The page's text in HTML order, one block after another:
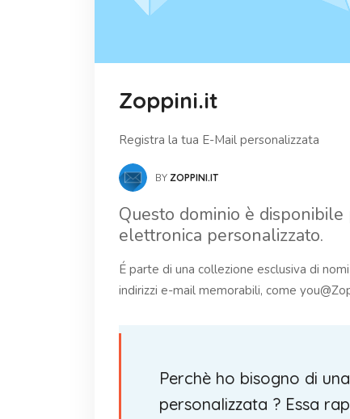
Zoppini.it
Registra la tua E-Mail personalizzata
BY ZOPPINI.IT
Questo dominio è
elettronica personalizzato.
É parte di una collezione esclusiva di
indirizzi e-mail memorabili, come
Perchè ho bisogno di
personalizzata ? Essa